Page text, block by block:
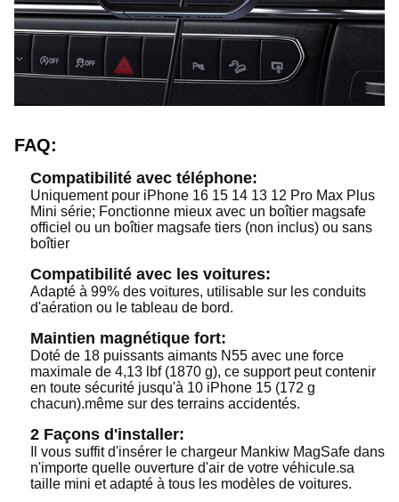
FAQ:
Compatibilité avec téléphone:
Uniquement pour iPhone 16 15 14 13 12 Pro Max Plus
Mini série; Fonctionne mieux avec un boîtier magsafe
officiel ou un boîtier magsafe tiers (non inclus) ou sans
boîtier
Compatibilité avec les voitures:
Adapté à 99% des voitures, utilisable sur les conduits
d'aération ou le tableau de bord.
Maintien magnétique fort:
Doté de 18 puissants aimants N55 avec une force
maximale de 4,13 lbf (1870 g), ce support peut contenir
en toute sécurité jusqu'à 10 iPhone 15 (172 g
chacun).même sur des terrains accidentés.
2 Façons d'installer:
Il vous suffit d'insérer le chargeur Mankiw MagSafe dans
n'importe quelle ouverture d'air de votre véhicule.sa
taille mini et adapté à tous les modèles de voitures.